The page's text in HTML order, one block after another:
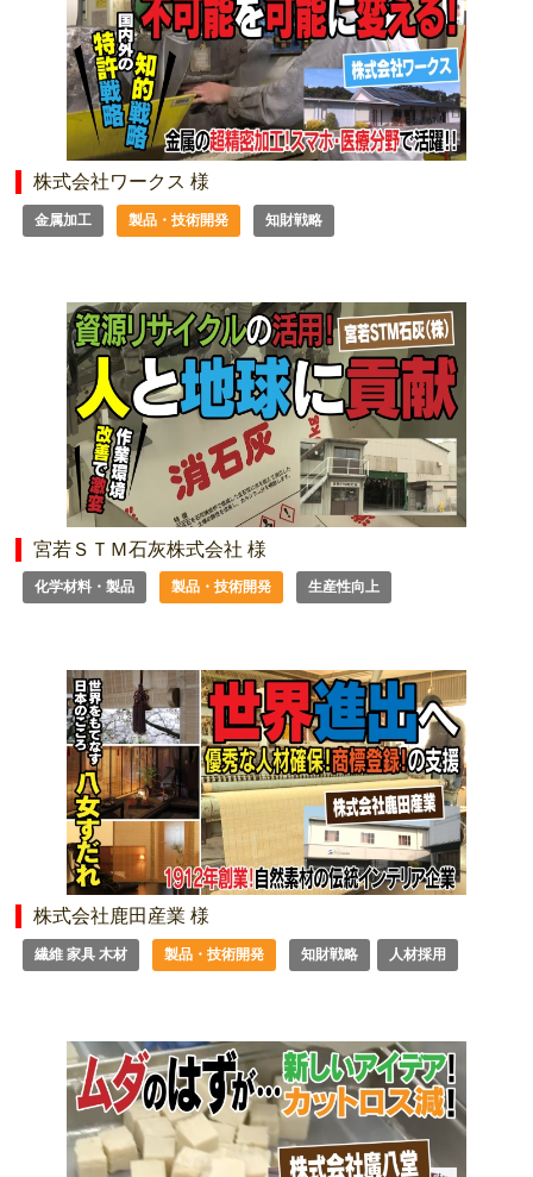
株式会社ワークス 様
金属加工 製品・技術開発 知財戦略
宮若ＳＴＭ石灰株式会社 様
化学材料・製品 製品・技術開発 生産性向上
株式会社鹿田産業 様
繊維 家具 木材 製品・技術開発 知財戦略 人材採用